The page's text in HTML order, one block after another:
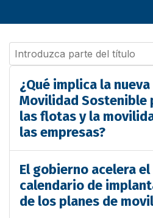
Introduzca parte del título
¿Qué implica la nueva
Movilidad Sostenible
las flotas y la
las empresas?
El gobierno acelera el
calendario de
de los planes de